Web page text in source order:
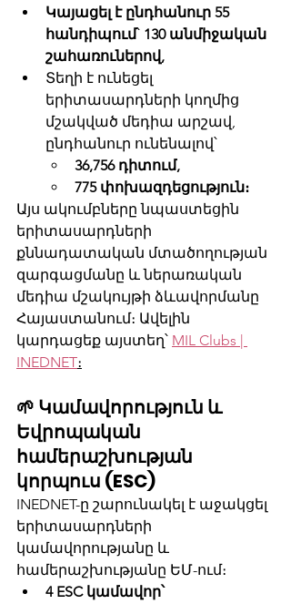
Կայացել է ընդհանուր 55
հանդիպում՝ 130 անմիջական
շահառուներով,
Տեղի է ունեցել
երիտասարդների կողմից
մշակված մեդիա արշավ,
ընդհանուր ունենալով՝
36,756 դիտում,
775 փոխազդեցություն։
Այս ակումբները նպաստեցին
երիտասարդների
քննադատական մտածողության
զարգացմանը և ներառական
մեդիա մշակույթի ձևավորմանը
Հայաստանում։ Ավելին
կարդացեք այստեղ՝ MIL Clubs |
INEDNET։
🌱 Կամավորություն և
Եվրոպական
համերաշխության
կորպուս (ESC)
INEDNET-ը շարունակել է աջակցել
երիտասարդների
կամավորությանը և
համերաշխությանը ԵՄ-ում։
4 ESC կամավոր՝